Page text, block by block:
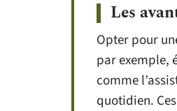
Les
Opter pour
par exemple,
comme
quotidien.